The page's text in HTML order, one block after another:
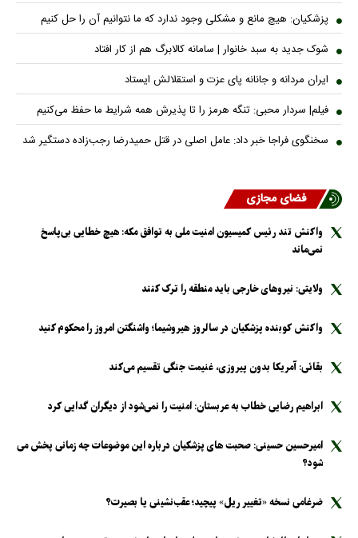
پزشکیان: هیچ مانع و مشکلی وجود ندارد که ما نتوانیم آن را حل کنیم
شوک جدید به سبد خانوار | سامانه کالابرگ هم از کار افتاد
ایران مردانه و جانانه پای عزت و استقلالش ایستاد
فیلم| سردار محبی: تنگه هرمز را تا پذیرش همه شرایط ما حفظ می‌کنیم
سخنگوی فراجا خبر داد: عامل اصلی در قتل حمیدرضا رجب‌زاده دستگیر شد
فضای مجازی
واکنش تند رئیس کمیسیون امنیت ملی به توافق مکه: هیچ خطایی بی‌پاسخ
نمی‌ماند
ولایتی: نیرو‌های خارجی باید منطقه را ترک کنند
واکنش کوبنده پزشکیان در سالروز هیروشیما؛ واشنگتن امروز را محکوم کنید
بقائی: آمریکا بدون پیروزی، غنیمت جنگی تقسیم می‌کند
ابراهیم رضایی خطاب به عربستان: امنیت را نمی‌شود از دیگران گدایی کرد
امیرحسین حسینی: صحبت های پزشکیان درباره این موضوعات چه زمانی پخش می
شود؟
ضرغامی نسخه «تغییر ریل» پیچید؛ عقب‌نشینی یا بصیرت؟